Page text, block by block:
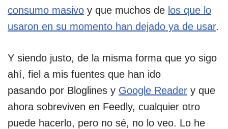
consumo masivo y que muchos de los que lo
usaron en su momento han dejado ya de usar.
Y siendo justo, de la misma forma que yo sigo
ahí, fiel a mis fuentes que han ido
pasando por Bloglines y Google Reader y que
ahora sobreviven en Feedly, cualquier otro
puede hacerlo, pero no sé, no lo veo. Lo he